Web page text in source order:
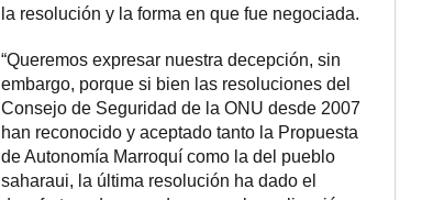
la resolución y la forma en que fue negociada.
“Queremos expresar nuestra decepción, sin
embargo, porque si bien las resoluciones del
Consejo de Seguridad de la ONU desde 2007
han reconocido y aceptado tanto la Propuesta
de Autonomía Marroquí como la del pueblo
saharaui, la última resolución ha dado el